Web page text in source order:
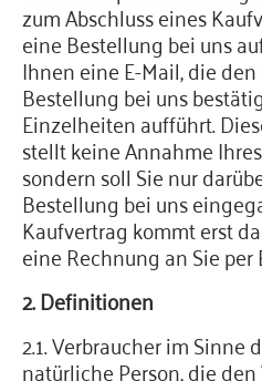
zum Abschluss eines
eine Bestellung bei uns
Ihnen eine E-Mail, die
Bestellung bei uns
Einzelheiten aufführt.
stellt keine Annahme
sondern soll Sie nur
Bestellung bei uns
Kaufvertrag kommt erst
eine Rechnung an Sie
2. Definitionen
2.1. Verbraucher im Sinne
natürliche Person, die